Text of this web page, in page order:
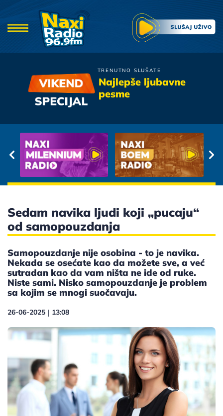
TRENUTNO SLUŠATE
Najlepše ljubavne
pesme
Boris Novkovic
Sedam navika ljudi koji „pucaju“
od samopouzdanja
Samopouzdanje nije osobina - to je navika.
Nekada se osećate kao da možete sve, a već
sutradan kao da vam ništa ne ide od ruke.
Niste sami. Nisko samopouzdanje je problem
sa kojim se mnogi suočavaju.
26-06-2025 | 13:08